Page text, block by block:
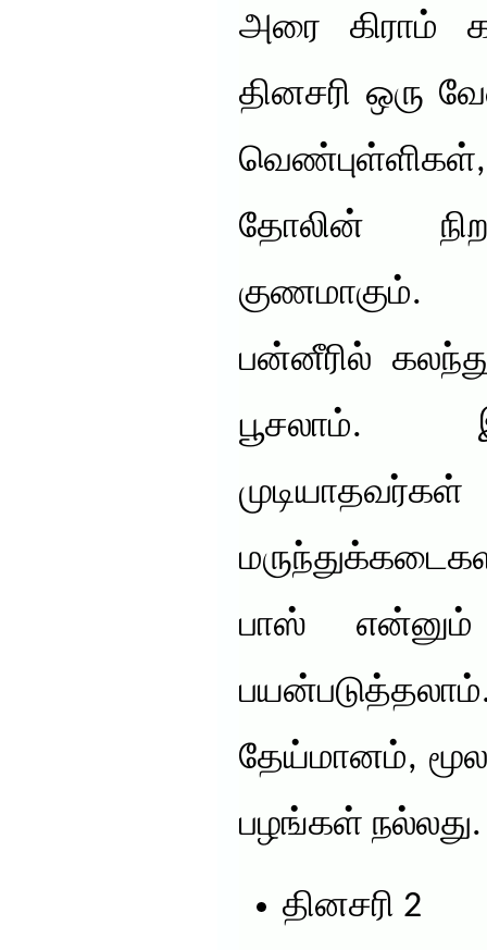
அரை கிராம்
தினசரி ஒரு
தோலின்
குணமாகும்.
பன்னீரில்
பூசலாம்.
பாஸ் என்னும்
தேய்மானம்,
பழங்கள் நல்லது.
தினசரி 2